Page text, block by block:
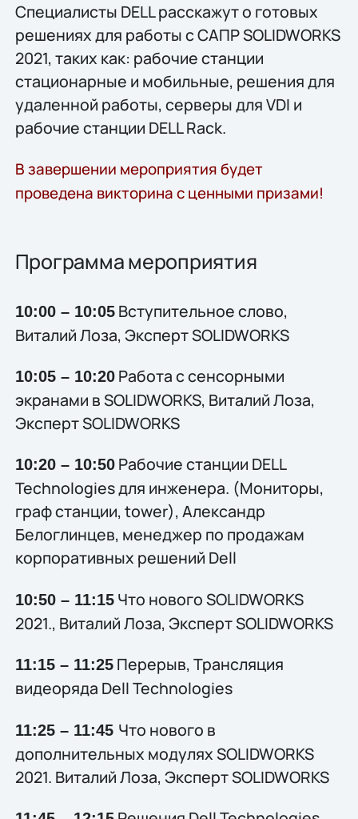
Специалисты DELL расскажут о готовых
решениях для работы с САПР SOLIDWORKS
2021, таких как: рабочие станции
стационарные и мобильные, решения для
удаленной работы, серверы для VDI и
рабочие станции DELL Rack.
В завершении мероприятия будет
проведена викторина с ценными призами!
Программа мероприятия
10:00 – 10:05Вступительное слово,
Виталий Лоза, Эксперт SOLIDWORKS
10:05 – 10:20Работа с сенсорными
экранами в SOLIDWORKS, Виталий Лоза,
Эксперт SOLIDWORKS
10:20 – 10:50Рабочие станции DELL
Technologies для инженера. (Мониторы,
граф станции, tower), Александр
Белоглинцев, менеджер по продажам
корпоративных решений Dell
10:50 – 11:15Что нового SOLIDWORKS
2021., Виталий Лоза, Эксперт SOLIDWORKS
11:15 – 11:25Перерыв, Трансляция
видеоряда Dell Technologies
11:25 – 11:45 Что нового в
дополнительных модулях SOLIDWORKS
2021. Виталий Лоза, Эксперт SOLIDWORKS